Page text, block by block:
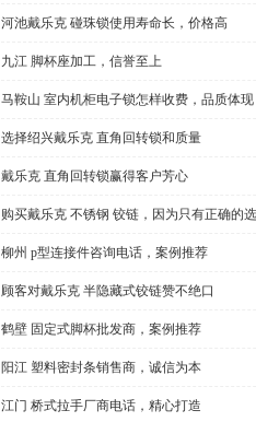
河池戴乐克 碰珠锁使用寿命长，价格高
九江 脚杯座加工，信誉至上
马鞍山 室内机柜电子锁怎样收费，品质体现
选择绍兴戴乐克 直角回转锁和质量
戴乐克 直角回转锁赢得客户芳心
购买戴乐克 不锈钢 铰链，因为只有正确的
柳州 p型连接件咨询电话，案例推荐
顾客对戴乐克 半隐藏式铰链赞不绝口
鹤壁 固定式脚杯批发商，案例推荐
阳江 塑料密封条销售商，诚信为本
江门 桥式拉手厂商电话，精心打造